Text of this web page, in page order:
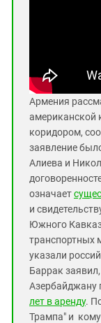
Армения
американской
коридором,
заявление
Алиева и
означает
и
Южного
транспортных
указали
Баррак
Азербайджану
лет в аренду.
Трампа" и